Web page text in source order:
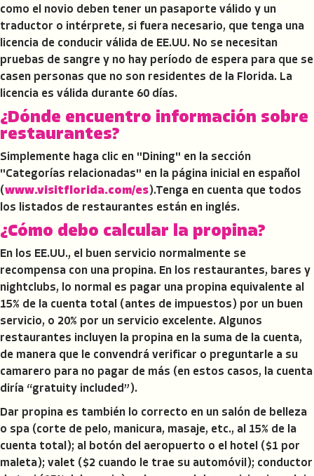
como el novio deben tener un pasaporte válido y un
traductor o intérprete, si fuera necesario, que tenga una
licencia de conducir válida de EE.UU. No se necesitan
pruebas de sangre y no hay período de espera para que se
casen personas que no son residentes de la Florida. La
licencia es válida durante 60 días.
¿Dónde encuentro información sobre
restaurantes?
Simplemente haga clic en "Dining" en la sección
"Categorías relacionadas" en la página inicial en español
(www.visitflorida.com/es).Tenga en cuenta que todos
los listados de restaurantes están en inglés.
¿Cómo debo calcular la propina?
En los EE.UU., el buen servicio normalmente se
recompensa con una propina. En los restaurantes, bares y
nightclubs, lo normal es pagar una propina equivalente al
15% de la cuenta total (antes de impuestos) por un buen
servicio, o 20% por un servicio excelente. Algunos
restaurantes incluyen la propina en la suma de la cuenta,
de manera que le convendrá verificar o preguntarle a su
camarero para no pagar de más (en estos casos, la cuenta
diría “gratuity included”).
Dar propina es también lo correcto en un salón de belleza
o spa (corte de pelo, manicura, masaje, etc., al 15% de la
cuenta total); al botón del aeropuerto o el hotel ($1 por
maleta); valet ($2 cuando le trae su automóvil); conductor